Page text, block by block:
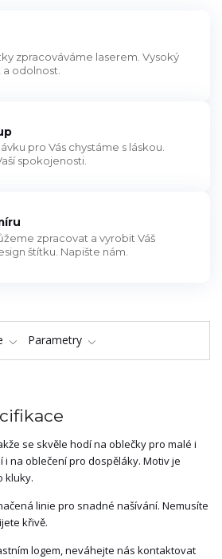
zpracováváme laserem. Vysoký
odolnost.
pro Vás chystáme s láskou.
spokojenosti.
zpracovat a vyrobit Váš
štítku. Napište nám.
Parametry
se skvěle hodí na oblečky pro malé i
i na oblečení pro dospěláky. Motiv je
kluky.
linie pro snadné našívání. Nemusíte
křivě.
logem, neváhejte nás kontaktovat